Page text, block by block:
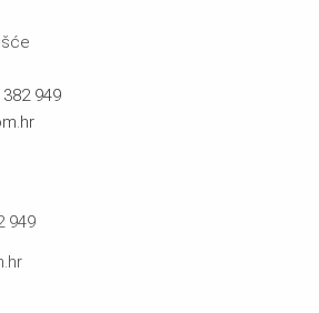
949
949